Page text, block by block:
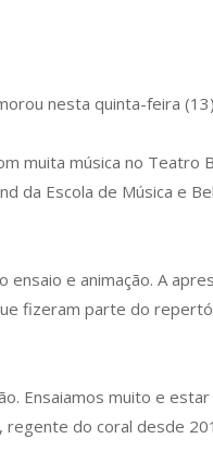
nesta quinta-feira
muita música no Teatro
da Escola de Música e
e animação. A
fizeram parte do
Ensaiamos muito e
, regente do coral desde